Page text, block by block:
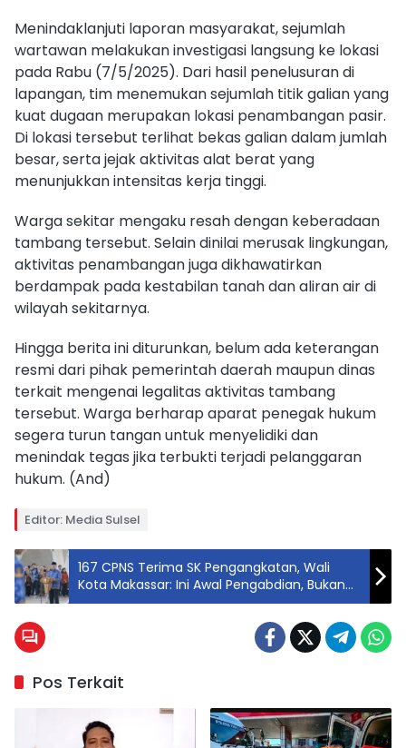
Menindaklanjuti laporan masyarakat, sejumlah
wartawan melakukan investigasi langsung ke lokasi
pada Rabu (7/5/2025). Dari hasil penelusuran di
lapangan, tim menemukan sejumlah titik galian yang
kuat dugaan merupakan lokasi penambangan pasir.
Di lokasi tersebut terlihat bekas galian dalam jumlah
besar, serta jejak aktivitas alat berat yang
menunjukkan intensitas kerja tinggi.
Warga sekitar mengaku resah dengan keberadaan
tambang tersebut. Selain dinilai merusak lingkungan,
aktivitas penambangan juga dikhawatirkan
berdampak pada kestabilan tanah dan aliran air di
wilayah sekitarnya.
Hingga berita ini diturunkan, belum ada keterangan
resmi dari pihak pemerintah daerah maupun dinas
terkait mengenai legalitas aktivitas tambang
tersebut. Warga berharap aparat penegak hukum
segera turun tangan untuk menyelidiki dan
menindak tegas jika terbukti terjadi pelanggaran
hukum. (And)
Editor: Media Sulsel
167 CPNS Terima SK Pengangkatan, Wali
Kota Makassar: Ini Awal Pengabdian, Bukan
Akhir Perjuangan
Pos Terkait